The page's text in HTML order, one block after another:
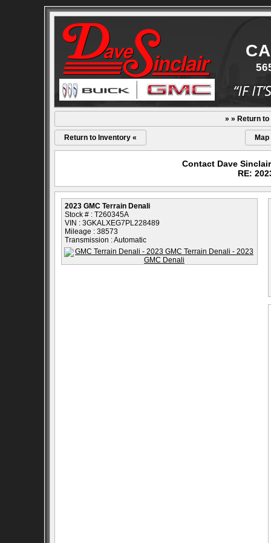
» » Return to
Return to Inventory « Map
Contact Dave
RE:
2023 GMC Terrain Denali
Stock # : T260345A
VIN : 3GKALXEG7PL228489
Mileage : 38573
Transmission : Automatic